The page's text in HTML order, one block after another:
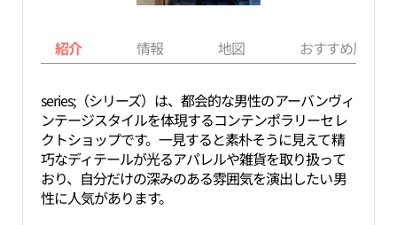
紹介 情報 地図 おすすめ周辺
series;（シリーズ）は、都会的な男性のアーバンヴィ
ンテージスタイルを体現するコンテンポラリーセレ
クトショップです。一見すると素朴そうに見えて精
巧なディテールが光るアパレルや雑貨を取り扱って
おり、自分だけの深みのある雰囲気を演出したい男
性に人気があります。